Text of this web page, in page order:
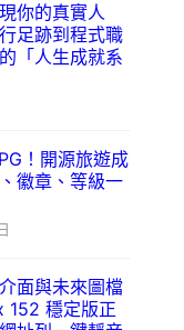
你的真實人
足跡到程式職
「人生成就系
！開源旅遊成
徽章、等級一
面與未來圖檔
152 穩定版正